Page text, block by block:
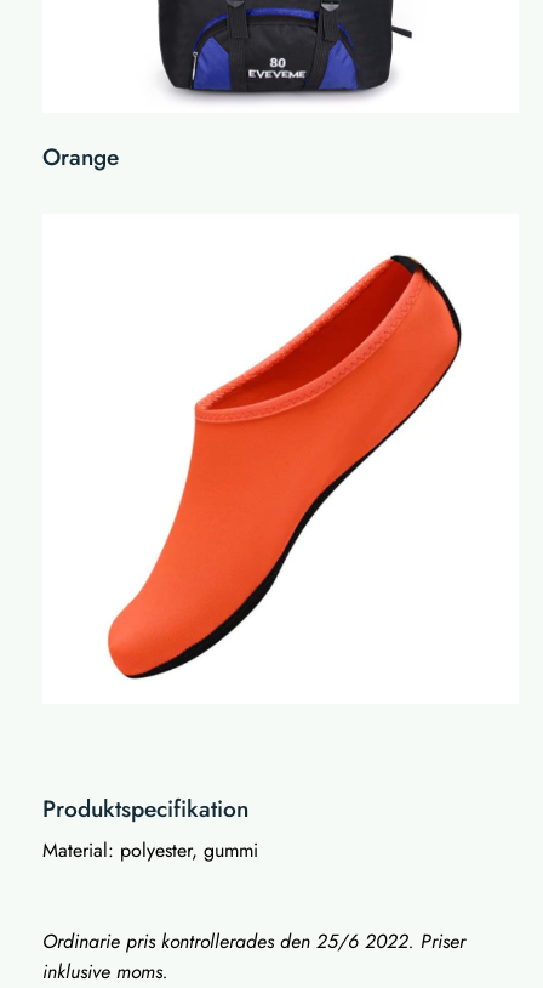
Orange
Produktspecifikation
Material: polyester, gummi
Ordinarie pris kontrollerades den 25/6 2022. Priser
inklusive moms.